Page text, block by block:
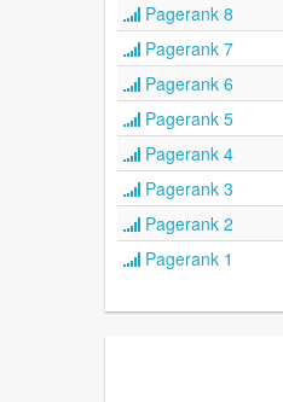
Pagerank 8
Pagerank 7
Pagerank 6
Pagerank 5
Pagerank 4
Pagerank 3
Pagerank 2
Pagerank 1